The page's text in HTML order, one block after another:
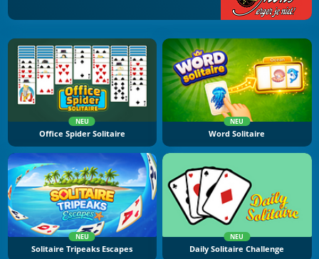
NEU
Office Spider Solitaire
NEU
Word Solitaire
NEU
Solitaire Tripeaks Escapes
NEU
Daily Solitaire Challenge